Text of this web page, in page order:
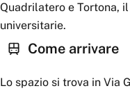
Quadrilatero e Tortona,
universitarie.
Come arrivare
Lo spazio si trova in Via